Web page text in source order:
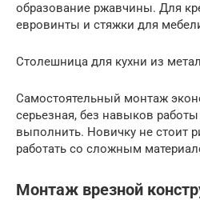
образование ржавчины. Для
евровинты и стяжки для
Столешница для кухни из
Самостоятельный монтаж
серьезная, без навыков
выполнить. Новичку не стоит
работать со сложным
Монтаж врезной